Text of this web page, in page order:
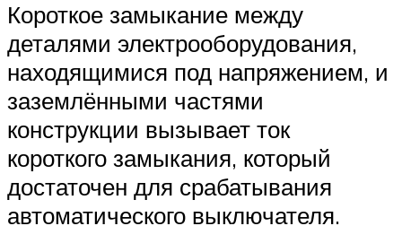
Короткое замыкание между
деталями электрооборудования,
находящимися под напряжением, и
заземлёнными частями
конструкции вызывает ток
короткого замыкания, который
достаточен для срабатывания
автоматического выключателя.